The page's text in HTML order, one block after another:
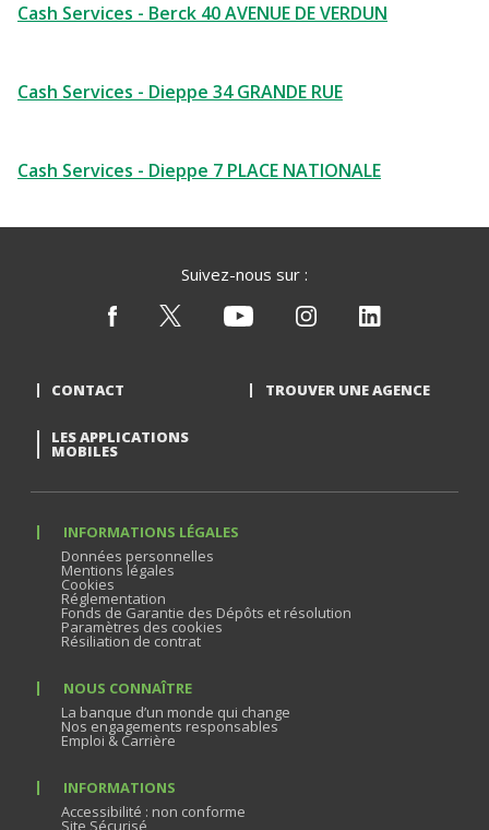
Cash Services - Berck 40 AVENUE DE VERDUN
Cash Services - Dieppe 34 GRANDE RUE
Cash Services - Dieppe 7 PLACE NATIONALE
Suivez-nous sur :
CONTACT TROUVER UNE AGENCE
LES APPLICATIONS
MOBILES
INFORMATIONS LÉGALES
Données personnelles
Mentions légales
Cookies
Réglementation
Fonds de Garantie des Dépôts et résolution
Paramètres des cookies
Résiliation de contrat
NOUS CONNAÎTRE
La banque d’un monde qui change
Nos engagements responsables
Emploi & Carrière
INFORMATIONS
Accessibilité : non conforme
Site Sécurisé